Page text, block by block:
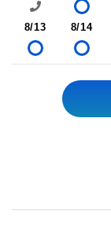
8/13 8/14